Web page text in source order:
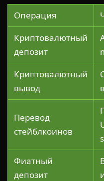
Операция
Криптовалютный
депозит
Криптовалютный
вывод
Перевод
стейблкоинов
Фиатный
депозит